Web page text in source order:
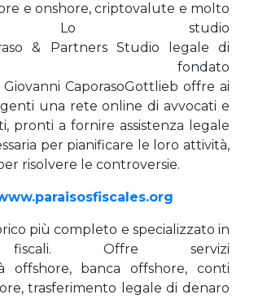
e onshore, criptovalute e molto
Lo studio
& Partners Studio legale di
fondato
CaporasoGottlieb offre ai
una rete online di avvocati e
pronti a fornire assistenza legale
per pianificare le loro attività,
risolvere le controversie.
più completo e specializzato in
fiscali. Offre servizi
offshore, banca offshore, conti
trasferimento legale di denaro